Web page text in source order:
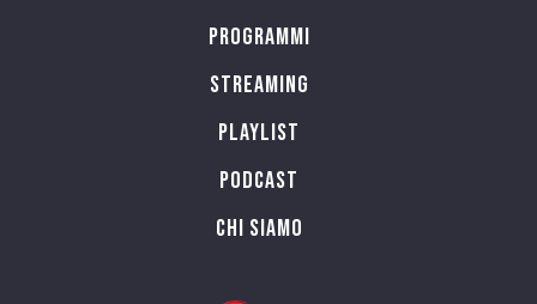
Programmi
Streaming
Playlist
PODCAST
Chi siamo